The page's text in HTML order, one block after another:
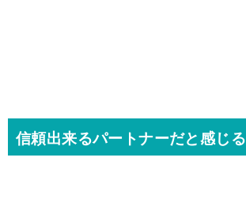
信頼出来るパートナーだと感じる